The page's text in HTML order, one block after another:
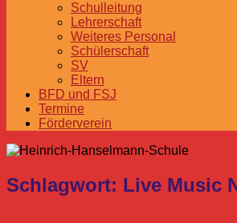
Schulleitung
Lehrerschaft
Weiteres Personal
Schülerschaft
SV
Eltern
BFD und FSJ
Termine
Förderverein
Schlagwort: Live Music